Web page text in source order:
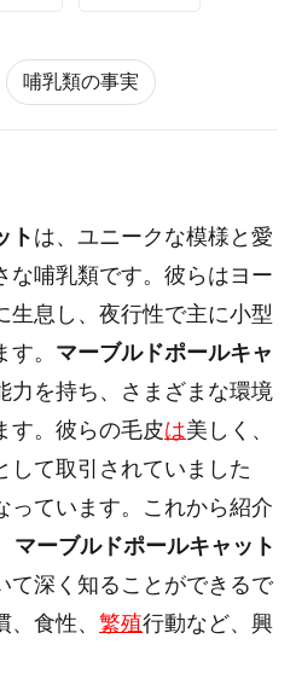
哺乳類の事実
トは、ユニークな模様と愛
な哺乳類です。彼らはヨー
生息し、夜行性で主に小型
。 マーブルドポールキャ
力を持ち、さまざまな環境
す。彼らの毛皮は美しく、
して取引されていました
っています。これから紹介
マーブルドポールキャット
て深く知ることができるで
食性、 繁殖行動など、興